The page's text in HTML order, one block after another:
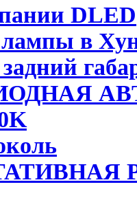
DLED
лампы в